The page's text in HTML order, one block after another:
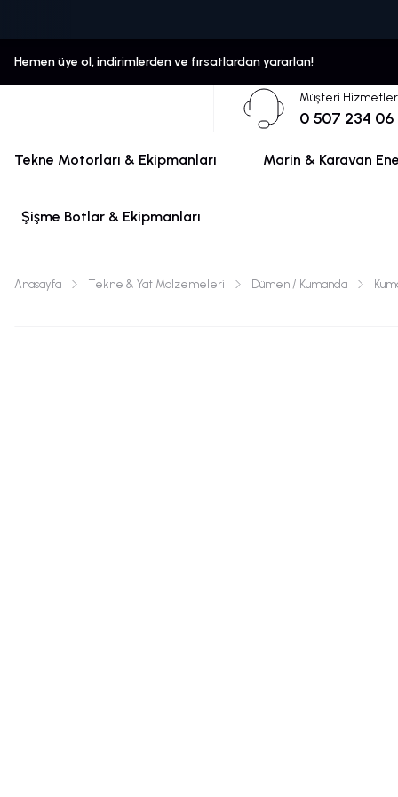
Hemen üye ol, indirimlerden ve fırsatlardan yararlan!
Müşteri
0 507 234 06
Tekne Motorları & Ekipmanları Marin & Karavan
Şişme Botlar & Ekipmanları
Anasayfa Tekne & Yat Malzemeleri Dümen / Kumanda